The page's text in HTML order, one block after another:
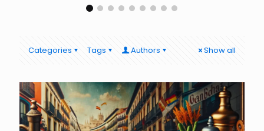
Categories Tags Authors Show all